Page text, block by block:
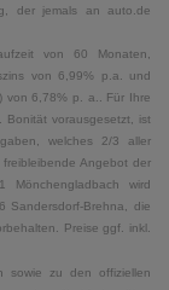
der jemals an auto.de
von 60 Monaten,
von 6,99% p.a. und
von 6,78% p. a.. Für Ihre
Bonität vorausgesetzt, ist
welches 2/3 aller
Angebot der
Mönchengladbach wird
Sandersdorf-Brehna, die
Preise ggf. inkl.
sowie zu den offiziellen